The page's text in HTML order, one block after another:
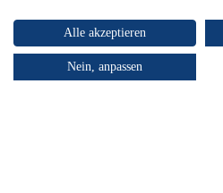
Alle akzeptieren
Nein, anpassen